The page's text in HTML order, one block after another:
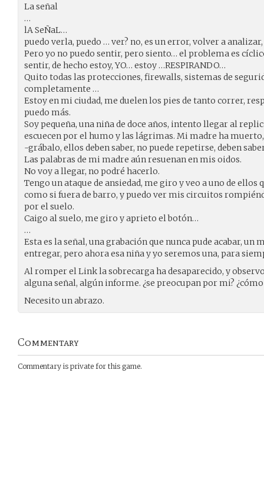
La señal
…
lA SeÑaL…
puedo verla, puedo … ver? no, es un error, volver a
Pero yo no puedo sentir, pero siento… el problema es
sentir, de hecho estoy, YO… estoy …RESPIRANDO…
Quito todas las protecciones, firewalls, sistemas de
completamente …
Estoy en mi ciudad, me duelen los pies de tanto correr,
puedo más.
Soy pequeña, una niña de doce años, intento llegar al
escuecen por el humo y las lágrimas. Mi madre ha
-grábalo, ellos deben saber, no puede repetirse, deben
Las palabras de mi madre aún resuenan en mis oidos.
No voy a llegar, no podré hacerlo.
Tengo un ataque de ansiedad, me giro y veo a uno de
como si fuera de barro, y puedo ver mis circuitos
por el suelo.
Caigo al suelo, me giro y aprieto el botón…
…
Esta es la señal, una grabación que nunca pude acabar, un
entregar, pero ahora esa niña y yo seremos una, para
Al romper el Link la sobrecarga ha desaparecido, y
alguna señal, algún informe. ¿se preocupan por mi?
Necesito un abrazo.
Commentary
Commentary is private for this game.